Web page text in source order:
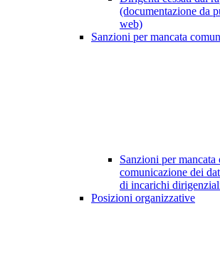
(documentazione da
web)
Sanzioni per mancata
Sanzioni per mancata
comunicazione dei
di incarichi
Posizioni organizzative